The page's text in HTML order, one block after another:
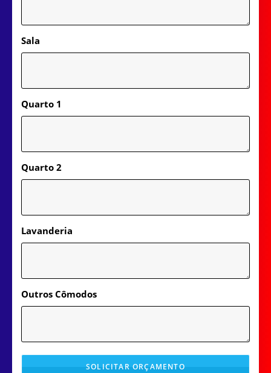
Sala
Quarto 1
Quarto 2
Lavanderia
Outros Cômodos
SOLICITAR ORÇAMENTO